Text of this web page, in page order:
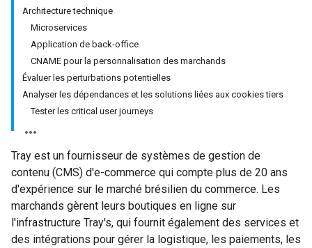
Architecture technique
Microservices
Application de back-office
CNAME pour la personnalisation des marchands
Évaluer les perturbations potentielles
Analyser les dépendances et les solutions liées aux cookies tiers
Tester les critical user journeys
Tray est un fournisseur de systèmes de gestion de
contenu (CMS) d'e-commerce qui compte plus de 20 ans
d'expérience sur le marché brésilien du commerce. Les
marchands gèrent leurs boutiques en ligne sur
l'infrastructure Tray's, qui fournit également des services et
des intégrations pour gérer la logistique, les paiements, les